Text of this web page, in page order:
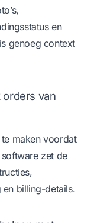
en
genoeg context
van
maken voordat
zet de
billing-details.